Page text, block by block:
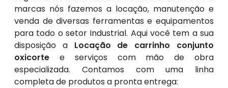
marcas nós fazemos a locação, manutenção e
venda de diversas ferramentas e equipamentos
para todo o setor Industrial. Aqui você tem a sua
disposição a Locação de carrinho conjunto
oxicorte e serviços com mão de obra
especializada. Contamos com uma linha
completa de produtos a pronta entrega: